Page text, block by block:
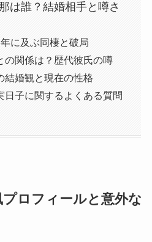
は誰？結婚相手と噂さ
に及ぶ同棲と破局
の関係は？歴代彼氏の噂
結婚観と現在の性格
日子に関するよくある質問
ロフィールと意外な